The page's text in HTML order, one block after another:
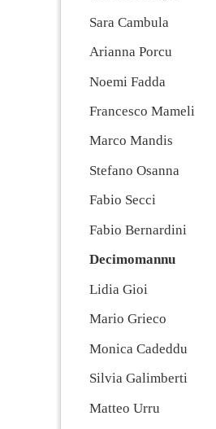
Sara Cambula
Arianna Porcu
Noemi Fadda
Francesco Mameli
Marco Mandis
Stefano Osanna
Fabio Secci
Fabio Bernardini
Decimomannu
Lidia Gioi
Mario Grieco
Monica Cadeddu
Silvia Galimberti
Matteo Urru